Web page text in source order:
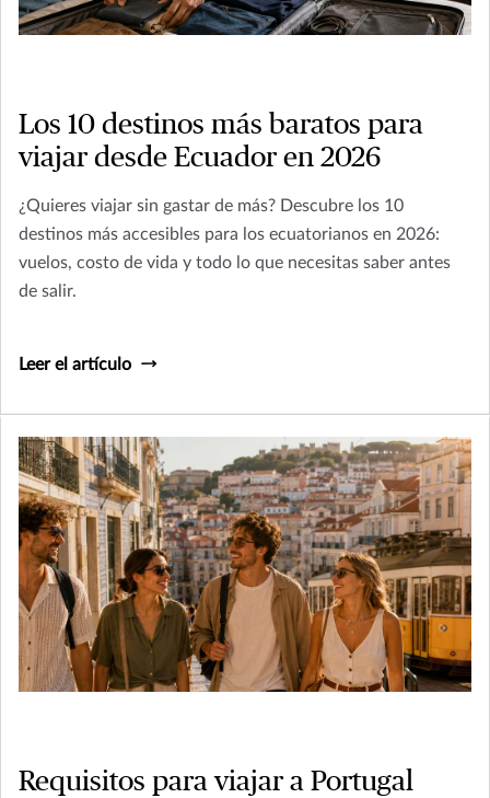
Los 10 destinos más baratos para
viajar desde Ecuador en 2026
¿Quieres viajar sin gastar de más? Descubre los 10
destinos más accesibles para los ecuatorianos en 2026:
vuelos, costo de vida y todo lo que necesitas saber antes
de salir.
Leer el artículo
Requisitos para viajar a Portugal